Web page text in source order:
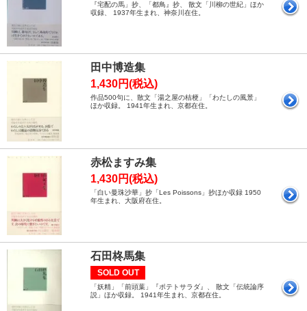
『宅配の馬」抄、「都鳥』抄、 散文「川柳の世紀」ほか
収録、 1937年生まれ、神奈川在住。
田中博造集
1,430円(税込)
作品500句に、散文「湯之屋の桔梗」「わたしの風景」
ほか収録。 1941年生まれ、京都在住。
赤松ますみ集
1,430円(税込)
「白い曼珠沙華」抄「Les Poissons」抄ほか収録 1950
年生まれ、大阪府在住。
石田柊馬集
SOLD OUT
「妖精」「前頭葉」『ポテトサラダ』、 散文「伝統論序
説」ほか収録。 1941年生まれ、京都在住。